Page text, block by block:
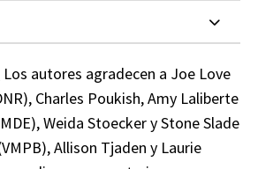
Los autores agradecen a Joe Love
Charles Poukish, Amy Laliberte
Weida Stoecker y Stone Slade
Allison Tjaden y Laurie